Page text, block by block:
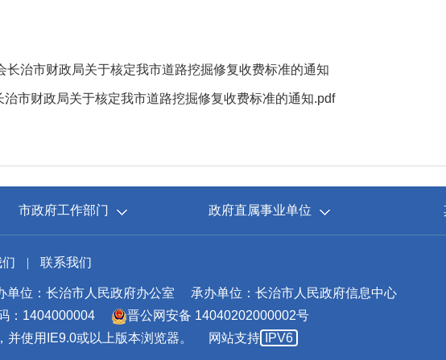
治市财政局关于核定我市道路挖掘修复收费标准的通知
市财政局关于核定我市道路挖掘修复收费标准的通知.pdf
市政府工作部门 政府直属事业单位
| 联系我们
单位：长治市人民政府办公室
承办单位：长治市人民政府信息中心
：1404000004
晋公网安备 14040202000002号
使用IE9.0或以上版本浏览器。
网站支持 IPV6